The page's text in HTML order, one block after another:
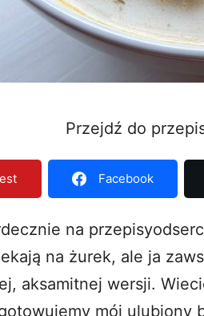
Przejdź do
Facebook
na
na żurek, ale ja
aksamitnej wersji.
mój ulubiony